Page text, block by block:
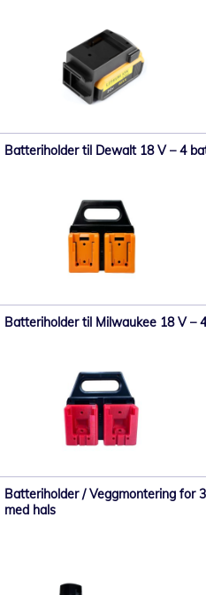
Batteriholder til Dewalt 18 V – 4
Batteriholder til Milwaukee 18 V –
Batteriholder / Veggmontering for
med hals